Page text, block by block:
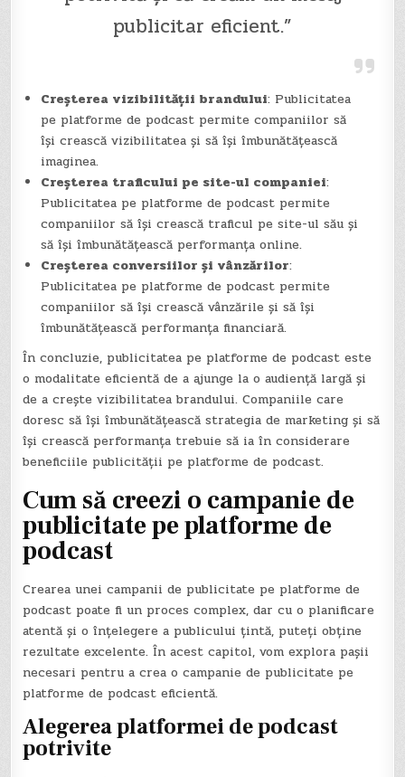
publicitar eficient.”
Creșterea vizibilității brandului: Publicitatea
pe platforme de podcast permite companiilor să
își crească vizibilitatea și să își îmbunătățească
imaginea.
Creșterea traficului pe site-ul companiei:
Publicitatea pe platforme de podcast permite
companiilor să își crească traficul pe site-ul său și
să își îmbunătățească performanța online.
Creșterea conversiilor și vânzărilor:
Publicitatea pe platforme de podcast permite
companiilor să își crească vânzările și să își
îmbunătățească performanța financiară.
În concluzie, publicitatea pe platforme de podcast este
o modalitate eficientă de a ajunge la o audiență largă și
de a crește vizibilitatea brandului. Companiile care
doresc să își îmbunătățească strategia de marketing și să
își crească performanța trebuie să ia în considerare
beneficiile publicității pe platforme de podcast.
Cum să creezi o campanie de
publicitate pe platforme de
podcast
Crearea unei campanii de publicitate pe platforme de
podcast poate fi un proces complex, dar cu o planificare
atentă și o înțelegere a publicului țintă, puteți obține
rezultate excelente. În acest capitol, vom explora pașii
necesari pentru a crea o campanie de publicitate pe
platforme de podcast eficientă.
Alegerea platformei de podcast
potrivite